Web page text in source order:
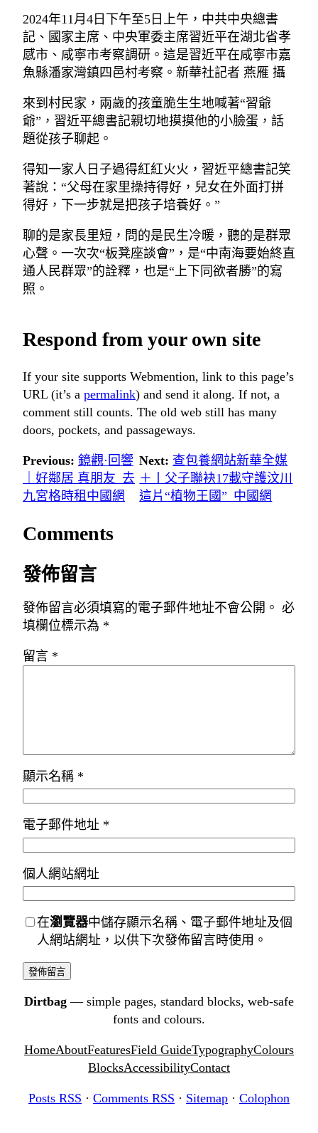
2024年11月4日下午至5日上午，中共中央總書
記、國家主席、中央軍委主席習近平在湖北省孝
感市、咸寧市考察調研。這是習近平在咸寧市嘉
魚縣潘家灣鎮四邑村考察。新華社記者 燕雁 攝
來到村民家，兩歲的孩童脆生生地喊著“習爺
爺”，習近平總書記親切地摸摸他的小臉蛋，話
題從孩子聊起。
得知一家人日子過得紅紅火火，習近平總書記笑
著說：“父母在家里操持得好，兒女在外面打拼
得好，下一步就是把孩子培養好。”
聊的是家長里短，問的是民生冷暖，聽的是群眾
心聲。一次次“板凳座談會”，是“中南海要始終直
通人民群眾”的詮釋，也是“上下同欲者勝”的寫
照。
Respond from your own site
If your site supports Webmention, link to this page’s
URL (it’s a permalink) and send it along. If not, a
comment still counts. The old web still has many
doors, pockets, and passageways.
Previous: 鏡觀·回響
｜好鄰居 真朋友_去
九宮格時租中國網
Next: 查包養網站新華全媒
＋丨父子聯袂17載守護汶川
這片“植物王國”_中國網
Comments
發佈留言
發佈留言必須填寫的電子郵件地址不會公開。 必
填欄位標示為 *
留言 *
顯示名稱 *
電子郵件地址 *
個人網站網址
在瀏覽器中儲存顯示名稱、電子郵件地址及個
人網站網址，以供下次發佈留言時使用。
Dirtbag — simple pages, standard blocks, web-safe
fonts and colours.
HomeAboutFeaturesField GuideTypographyColours
BlocksAccessibilityContact
Posts RSS · Comments RSS · Sitemap · Colophon